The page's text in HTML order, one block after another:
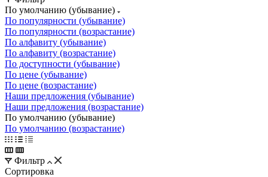
По умолчанию (убывание)
По популярности (убывание)
По популярности (возрастание)
По алфавиту (убывание)
По алфавиту (возрастание)
По доступности (убывание)
По цене (убывание)
По цене (возрастание)
Наши предложения (убывание)
Наши предложения (возрастание)
По умолчанию (убывание)
По умолчанию (возрастание)
Фильтр
Сортировка